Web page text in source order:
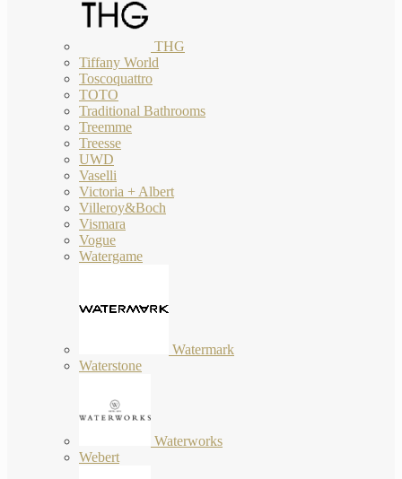
THG
Tiffany World
Toscoquattro
TOTO
Traditional Bathrooms
Treemme
Treesse
UWD
Vaselli
Victoria + Albert
Villeroy&Boch
Vismara
Vogue
Watergame
Watermark
Waterstone
Waterworks
Webert